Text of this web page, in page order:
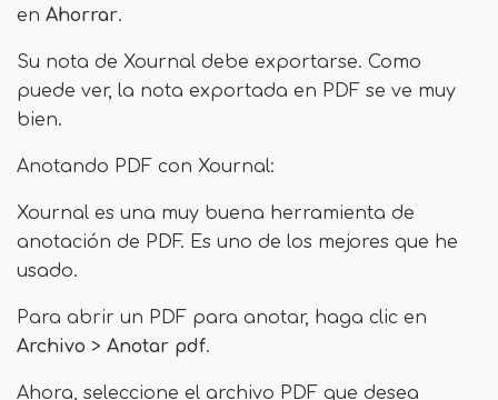
en Ahorrar.
Su nota de Xournal debe exportarse. Como
puede ver, la nota exportada en PDF se ve muy
bien.
Anotando PDF con Xournal:
Xournal es una muy buena herramienta de
anotación de PDF. Es uno de los mejores que he
usado.
Para abrir un PDF para anotar, haga clic en
Archivo > Anotar pdf.
Ahora, seleccione el archivo PDF que desea